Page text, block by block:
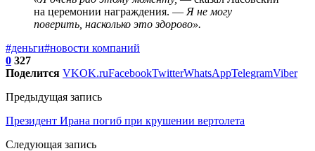
на церемонии награждения. — Я не могу
поверить, насколько это здорово».
#деньги#новости компаний
0 327
Поделится VKOK.ruFacebookTwitterWhatsAppTelegramViber
Предыдущая запись
Президент Ирана погиб при крушении вертолета
Следующая запись